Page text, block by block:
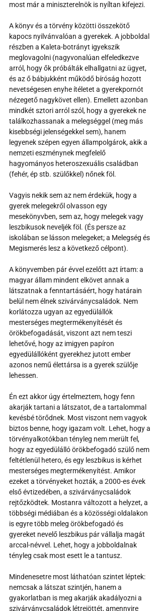
most már a miniszterelnök is nyíltan kifejezi.
A könyv és a törvény közötti összekötő
kapocs nyilvánvalóan a gyerekek. A jobboldal
részben a Kaleta-botrányt igyekszik
meglovagolni (nagyvonalúan elfeledkezve
arról, hogy ők próbálták elhallgatni az ügyet,
és az ő bábjukként működő bíróság hozott
nevetségesen enyhe ítéletet a gyerekpornót
nézegető nagykövet ellen). Emellett azonban
mindkét sztori arról szól, hogy a gyerekek ne
találkozhassanak a melegséggel (meg más
kisebbségi jelenségekkel sem), hanem
legyenek szépen egyen állampolgárok, akik a
nemzeti eszménynek megfelelő
hagyományos heteroszexuális családban
(fehér, ép stb. szülőkkel) nőnek föl.
Vagyis nekik sem az nem érdekük, hogy a
gyerek melegekről olvasson egy
mesekönyvben, sem az, hogy melegek vagy
leszbikusok neveljék föl. (És persze az
iskolában se lásson melegeket; a Melegség és
Megismerés lesz a következő célpont).
A könyvemben pár évvel ezelőtt azt írtam: a
magyar állam mindent elkövet annak a
látszatnak a fenntartásáért, hogy határain
belül nem élnek szivárványcsaládok. Nem
korlátozza ugyan az egyedülállók
mesterséges megtermékenyítését és
örökbefogadását, viszont azt nem teszi
lehetővé, hogy az imigyen papíron
egyedülállóként gyerekhez jutott ember
azonos nemű élettársa is a gyerek szülője
lehessen.
Én ezt akkor úgy értelmeztem, hogy fenn
akarják tartani a látszatot, de a tartalommal
kevésbé törődnek. Most viszont nem vagyok
biztos benne, hogy igazam volt. Lehet, hogy a
törvényalkotókban tényleg nem merült fel,
hogy az egyedülálló örökbefogadó szülő nem
feltétlenül hetero, és egy leszbikus is kérhet
mesterséges megtermékenyítést. Amikor
ezeket a törvényeket hozták, a 2000-es évek
első évtizedében, a szivárványcsaládok
rejtőzködtek. Mostanra változott a helyzet, a
többségi médiában és a közösségi oldalakon
is egyre több meleg örökbefogadó és
gyereket nevelő leszbikus pár vállalja magát
arccal-névvel. Lehet, hogy a jobboldalnak
tényleg csak most esett le a tantusz.
Mindenesetre most láthatóan szintet léptek:
nemcsak a látszat szintjén, hanem a
gyakorlatban is meg akarják akadályozni a
szivárványcsaládok létrejöttét, amennyire